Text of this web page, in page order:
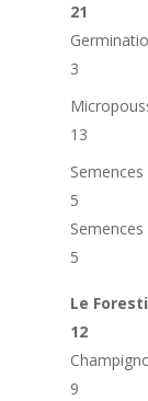
21
3
13
5
Semences
5
Le
12
9